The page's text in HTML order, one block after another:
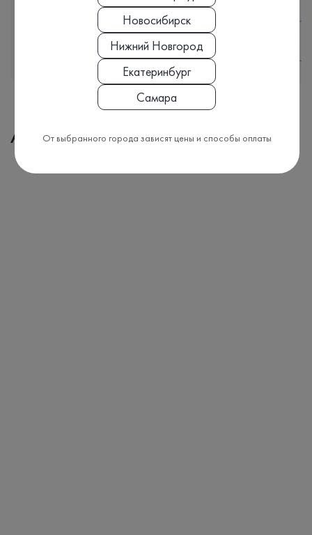
Подробнее
Адреса медицинских офисов
Новосибирск
Нижний Новгород
Екатеринбург
Самара
От выбранного города зависят цены и способы оплаты